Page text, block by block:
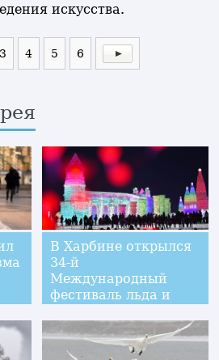
искусства.
3 4 5 6
В Харбине открылся
34-й
Международный
фестиваль льда и